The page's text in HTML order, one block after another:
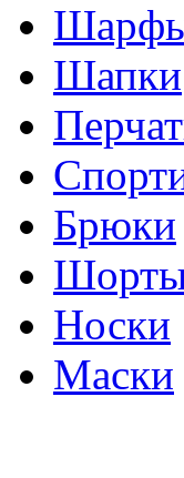
Шапки
Брюки
Носки
Маски